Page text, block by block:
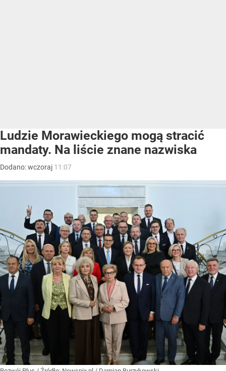
Ludzie Morawieckiego mogą stracić
mandaty. Na liście znane nazwiska
Dodano:wczoraj 11:07